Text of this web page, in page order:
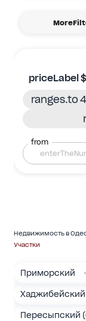
priceLabel $
ranges.to
from
Недвижимость в
Участки
Приморский
Пересыпский